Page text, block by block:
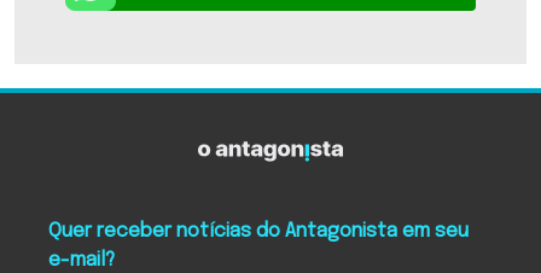
Quer receber notícias do Antagonista em seu
e-mail?